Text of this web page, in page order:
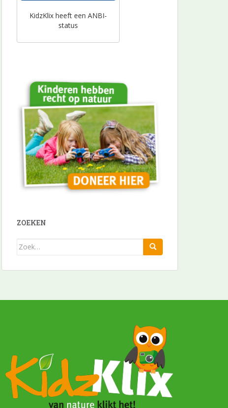
KidzKlix heeft een ANBI-
status
ZOEKEN
Zoek